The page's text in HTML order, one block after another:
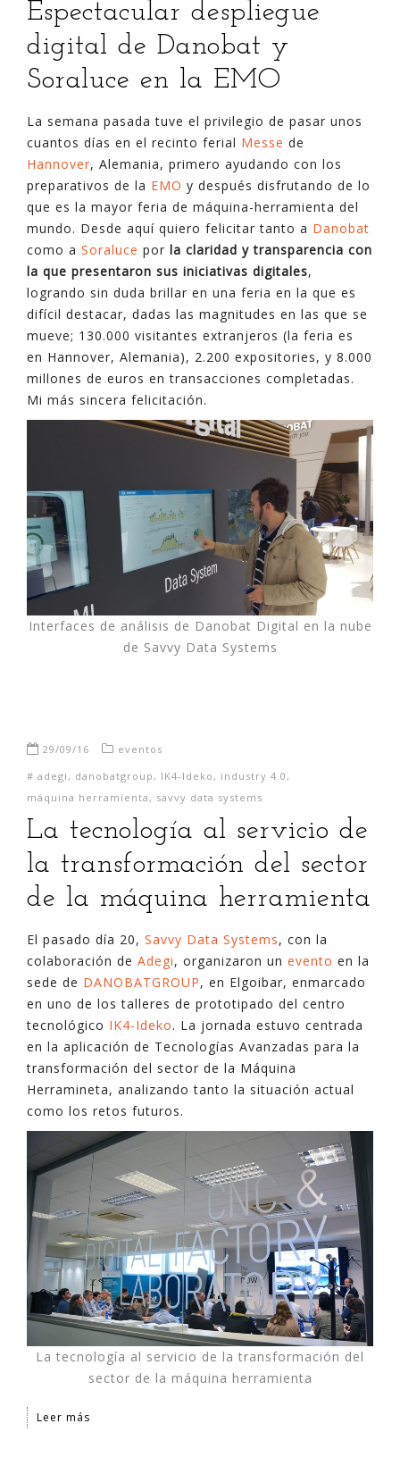
Espectacular despliegue
digital de Danobat y
Soraluce en la EMO
La semana pasada tuve el privilegio de pasar unos
cuantos días en el recinto ferial Messe de
Hannover, Alemania, primero ayudando con los
preparativos de la EMO y después disfrutando de lo
que es la mayor feria de máquina-herramienta del
mundo. Desde aquí quiero felicitar tanto a Danobat
como a Soraluce por la claridad y transparencia con
la que presentaron sus iniciativas digitales,
logrando sin duda brillar en una feria en la que es
difícil destacar, dadas las magnitudes en las que se
mueve; 130.000 visitantes extranjeros (la feria es
en Hannover, Alemania), 2.200 expositories, y 8.000
millones de euros en transacciones completadas.
Mi más sincera felicitación.
Interfaces de análisis de Danobat Digital en la nube
de Savvy Data Systems
29/09/16
eventos
# adegi , danobatgroup , IK4-Ideko , industry 4.0 ,
máquina herramienta , savvy data systems
La tecnología al servicio de
la transformación del sector
de la máquina herramienta
El pasado día 20, Savvy Data Systems, con la
colaboración de Adegi, organizaron un evento en la
sede de DANOBATGROUP, en Elgoibar, enmarcado
en uno de los talleres de prototipado del centro
tecnológico IK4-Ideko. La jornada estuvo centrada
en la aplicación de Tecnologías Avanzadas para la
transformación del sector de la Máquina
Herramineta, analizando tanto la situación actual
como los retos futuros.
La tecnología al servicio de la transformación del
sector de la máquina herramienta
Leer más